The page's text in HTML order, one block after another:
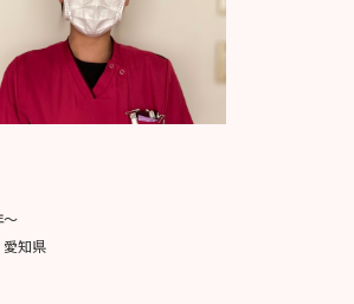
・選考情報」→「説明会インターンシッ
→申し込み
ていますのでお気軽にお問合せくださ
るのを楽しみにしております🤗
〜
愛知県